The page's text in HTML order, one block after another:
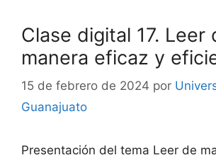
Clase digital 17. Leer
manera eficaz y
15 de febrero de 2024 por
Guanajuato
Presentación del tema Leer de